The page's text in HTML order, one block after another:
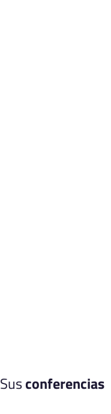
Susconferencias